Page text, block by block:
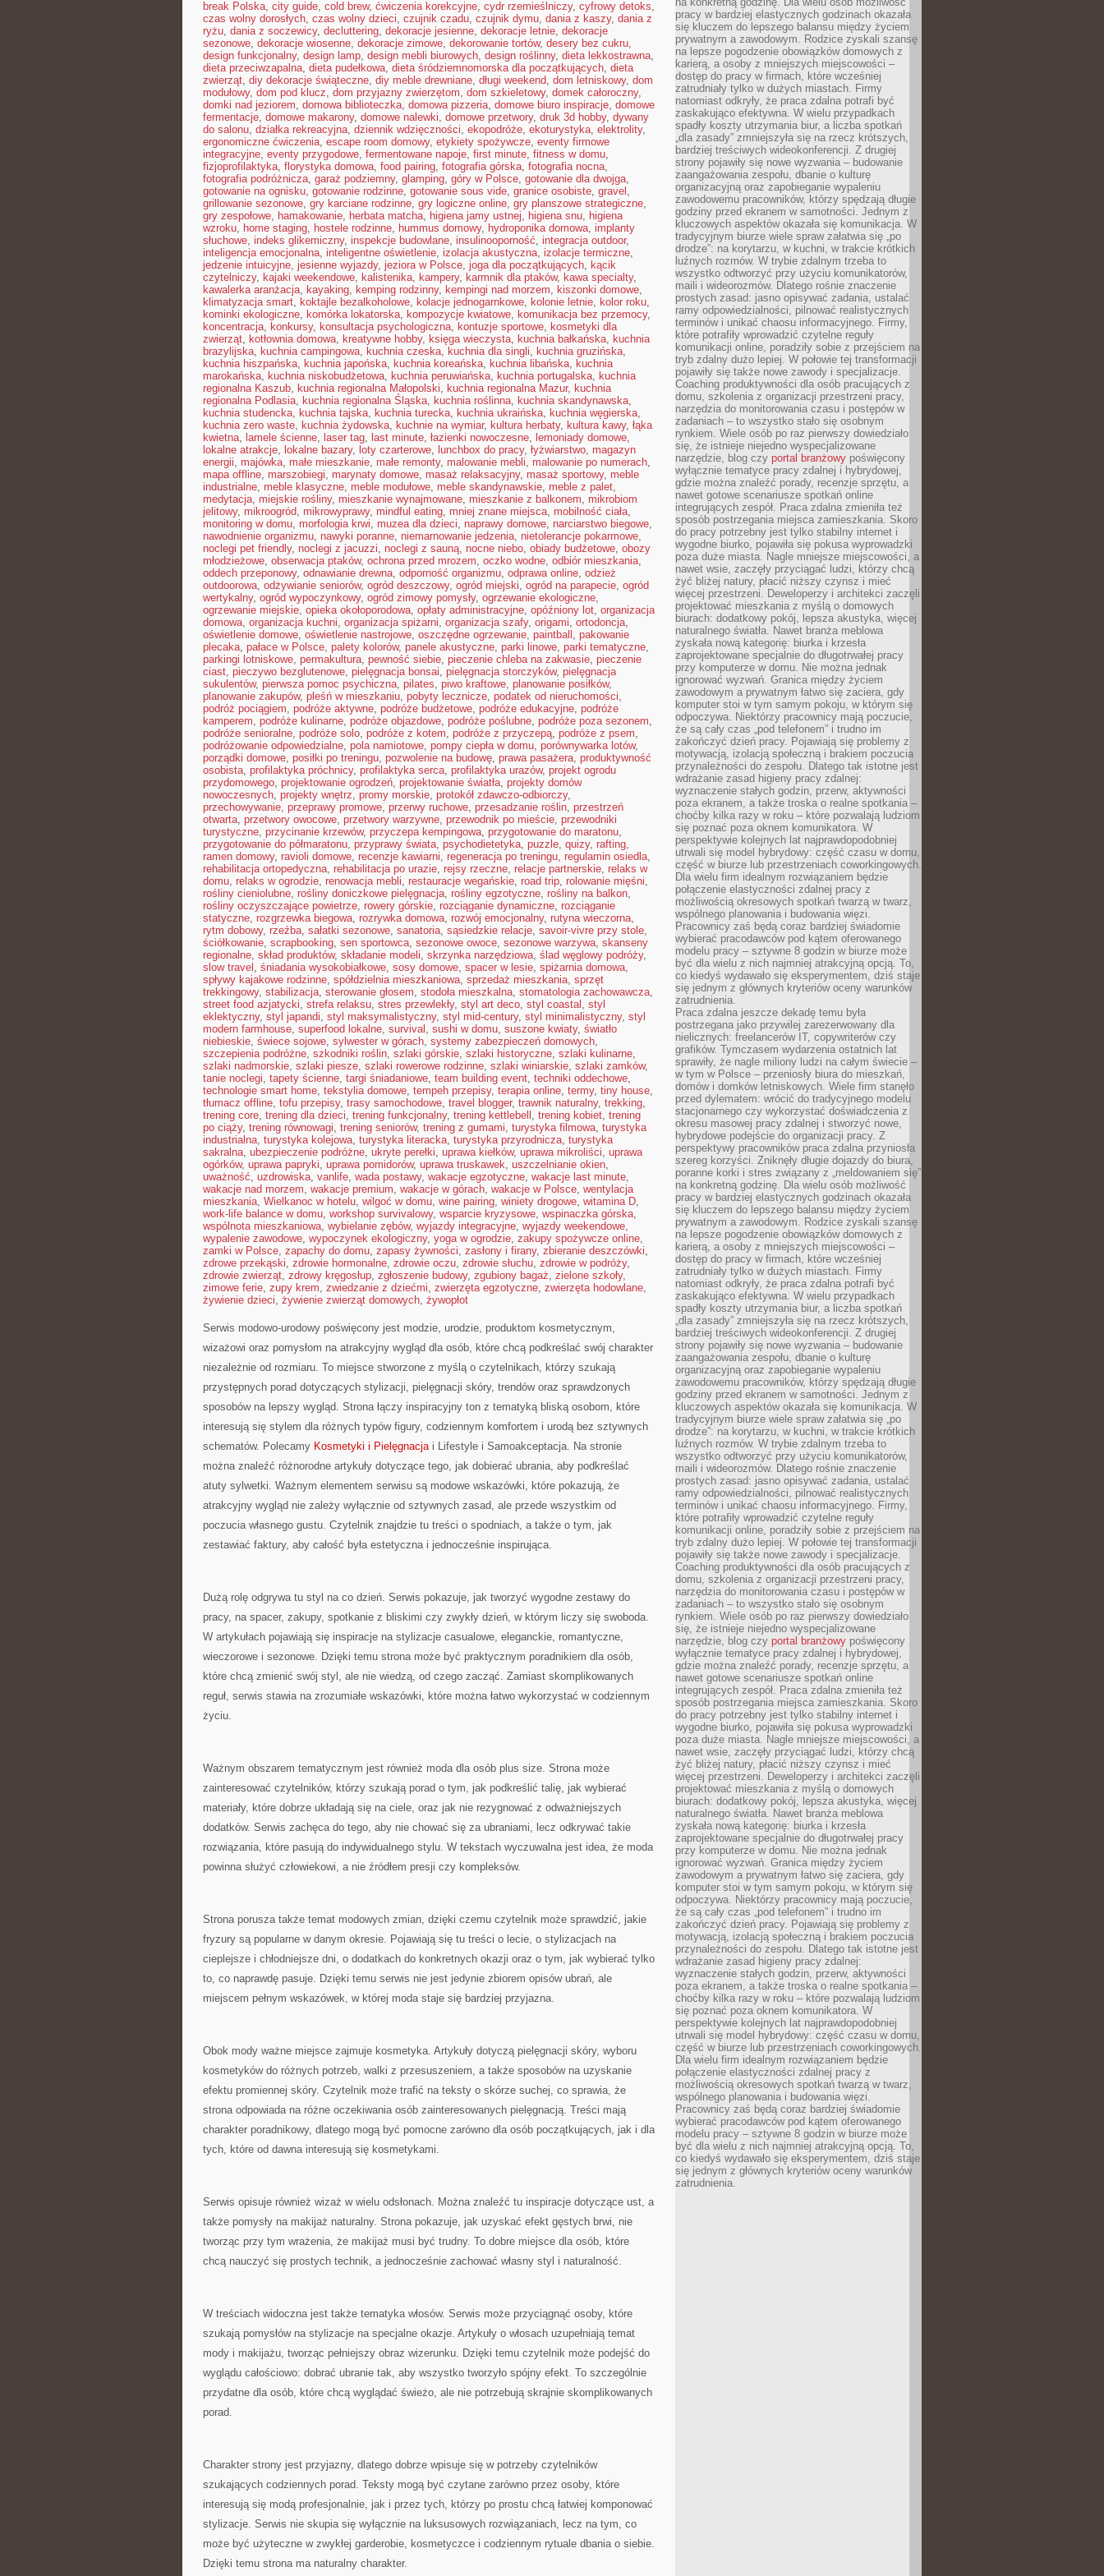
break Polska, city guide, cold brew, ćwiczenia korekcyjne, cydr rzemieślniczy, cyfrowy detoks,
czas wolny dorosłych, czas wolny dzieci, czujnik czadu, czujnik dymu, dania z kaszy, dania z
ryżu, dania z soczewicy, decluttering, dekoracje jesienne, dekoracje letnie, dekoracje
sezonowe, dekoracje wiosenne, dekoracje zimowe, dekorowanie tortów, desery bez cukru,
design funkcjonalny, design lamp, design mebli biurowych, design roślinny, dieta lekkostrawna,
dieta przeciwzapalna, dieta pudełkowa, dieta śródziemnomorska dla początkujących, dieta
zwierząt, diy dekoracje świąteczne, diy meble drewniane, długi weekend, dom letniskowy, dom
modułowy, dom pod klucz, dom przyjazny zwierzętom, dom szkieletowy, domek całoroczny,
domki nad jeziorem, domowa biblioteczka, domowa pizzeria, domowe biuro inspiracje, domowe
fermentacje, domowe makarony, domowe nalewki, domowe przetwory, druk 3d hobby, dywany
do salonu, działka rekreacyjna, dziennik wdzięczności, ekopodróże, ekoturystyka, elektrolity,
ergonomiczne ćwiczenia, escape room domowy, etykiety spożywcze, eventy firmowe
integracyjne, eventy przygodowe, fermentowane napoje, first minute, fitness w domu,
fizjoprofilaktyka, florystyka domowa, food pairing, fotografia górska, fotografia nocna,
fotografia podróżnicza, garaż podziemny, glamping, góry w Polsce, gotowanie dla dwojga,
gotowanie na ognisku, gotowanie rodzinne, gotowanie sous vide, granice osobiste, gravel ,
grillowanie sezonowe, gry karciane rodzinne, gry logiczne online, gry planszowe strategiczne,
gry zespołowe, hamakowanie, herbata matcha, higiena jamy ustnej, higiena snu, higiena
wzroku, home staging, hostele rodzinne, hummus domowy, hydroponika domowa, implanty
słuchowe, indeks glikemiczny, inspekcje budowlane, insulinooporność, integracja outdoor,
inteligencja emocjonalna, inteligentne oświetlenie, izolacja akustyczna, izolacje termiczne,
jedzenie intuicyjne, jesienne wyjazdy, jeziora w Polsce, joga dla początkujących, kącik
czytelniczy, kajaki weekendowe, kalistenika, kampery, karmnik dla ptaków, kawa specialty,
kawalerka aranżacja, kayaking, kemping rodzinny, kempingi nad morzem, kiszonki domowe,
klimatyzacja smart, koktajle bezalkoholowe, kolacje jednogarnkowe, kolonie letnie, kolor roku,
kominki ekologiczne, komórka lokatorska, kompozycje kwiatowe, komunikacja bez przemocy,
koncentracja, konkursy, konsultacja psychologiczna, kontuzje sportowe, kosmetyki dla
zwierząt, kotłownia domowa, kreatywne hobby, księga wieczysta, kuchnia bałkańska, kuchnia
brazylijska, kuchnia campingowa, kuchnia czeska, kuchnia dla singli, kuchnia gruzińska,
kuchnia hiszpańska, kuchnia japońska, kuchnia koreańska, kuchnia libańska, kuchnia
marokańska, kuchnia niskobudżetowa, kuchnia peruwiańska, kuchnia portugalska, kuchnia
regionalna Kaszub, kuchnia regionalna Małopolski, kuchnia regionalna Mazur, kuchnia
regionalna Podlasia, kuchnia regionalna Śląska, kuchnia roślinna, kuchnia skandynawska,
kuchnia studencka, kuchnia tajska, kuchnia turecka, kuchnia ukraińska, kuchnia węgierska,
kuchnia zero waste, kuchnia żydowska, kuchnie na wymiar, kultura herbaty, kultura kawy, łąka
kwietna, lamele ścienne, laser tag, last minute, łazienki nowoczesne, lemoniady domowe,
lokalne atrakcje, lokalne bazary, loty czarterowe, lunchbox do pracy, łyżwiarstwo, magazyn
energii, majówka, małe mieszkanie, małe remonty, malowanie mebli, malowanie po numerach,
mapa offline, marszobiegi, marynaty domowe, masaż relaksacyjny, masaż sportowy, meble
industrialne, meble klasyczne, meble modułowe, meble skandynawskie, meble z palet,
medytacja, miejskie rośliny, mieszkanie wynajmowane, mieszkanie z balkonem, mikrobiom
jelitowy, mikroogród, mikrowyprawy, mindful eating, mniej znane miejsca, mobilność ciała,
monitoring w domu, morfologia krwi, muzea dla dzieci, naprawy domowe, narciarstwo biegowe,
nawodnienie organizmu, nawyki poranne, niemarnowanie jedzenia, nietolerancje pokarmowe,
noclegi pet friendly, noclegi z jacuzzi, noclegi z sauną, nocne niebo, obiady budżetowe, obozy
młodzieżowe, obserwacja ptaków, ochrona przed mrozem, oczko wodne, odbiór mieszkania,
oddech przeponowy, odnawianie drewna, odporność organizmu, odprawa online, odzież
outdoorowa, odżywianie seniorów, ogród deszczowy, ogród miejski, ogród na parapecie, ogród
wertykalny, ogród wypoczynkowy, ogród zimowy pomysły, ogrzewanie ekologiczne,
ogrzewanie miejskie, opieka okołoporodowa, opłaty administracyjne, opóźniony lot, organizacja
domowa, organizacja kuchni, organizacja spiżarni, organizacja szafy, origami, ortodoncja,
oświetlenie domowe, oświetlenie nastrojowe, oszczędne ogrzewanie, paintball , pakowanie
plecaka, pałace w Polsce, palety kolorów, panele akustyczne, parki linowe, parki tematyczne,
parkingi lotniskowe, permakultura, pewność siebie, pieczenie chleba na zakwasie, pieczenie
ciast, pieczywo bezglutenowe, pielęgnacja bonsai, pielęgnacja storczyków, pielęgnacja
sukulentów, pierwsza pomoc psychiczna, pilates, piwo kraftowe, planowanie posiłków,
planowanie zakupów, pleśń w mieszkaniu, pobyty lecznicze, podatek od nieruchomości,
podróż pociągiem, podróże aktywne, podróże budżetowe, podróże edukacyjne, podróże
kamperem, podróże kulinarne, podróże objazdowe, podróże poślubne, podróże poza sezonem,
podróże senioralne, podróże solo, podróże z kotem, podróże z przyczepą, podróże z psem,
podróżowanie odpowiedzialne, pola namiotowe, pompy ciepła w domu, porównywarka lotów,
porządki domowe, posiłki po treningu, pozwolenie na budowę, prawa pasażera, produktywność
osobista, profilaktyka próchnicy, profilaktyka serca, profilaktyka urazów, projekt ogrodu
przydomowego, projektowanie ogrodzeń, projektowanie światła, projekty domów
nowoczesnych, projekty wnętrz, promy morskie, protokół zdawczo-odbiorczy,
przechowywanie, przeprawy promowe, przerwy ruchowe, przesadzanie roślin, przestrzeń
otwarta, przetwory owocowe, przetwory warzywne, przewodnik po mieście, przewodniki
turystyczne, przycinanie krzewów, przyczepa kempingowa, przygotowanie do maratonu,
przygotowanie do półmaratonu, przyprawy świata, psychodietetyka, puzzle, quizy, rafting,
ramen domowy, ravioli domowe, recenzje kawiarni, regeneracja po treningu, regulamin osiedla,
rehabilitacja ortopedyczna, rehabilitacja po urazie, rejsy rzeczne, relacje partnerskie, relaks w
domu, relaks w ogrodzie, renowacja mebli, restauracje wegańskie, road trip, rolowanie mięśni,
rośliny cieniolubne, rośliny doniczkowe pielęgnacja, rośliny egzotyczne, rośliny na balkon,
rośliny oczyszczające powietrze, rowery górskie, rozciąganie dynamiczne, rozciąganie
statyczne, rozgrzewka biegowa, rozrywka domowa, rozwój emocjonalny, rutyna wieczorna,
rytm dobowy, rzeźba, sałatki sezonowe, sanatoria, sąsiedzkie relacje, savoir-vivre przy stole,
ściółkowanie, scrapbooking, sen sportowca, sezonowe owoce, sezonowe warzywa, skanseny
regionalne, skład produktów, składanie modeli, skrzynka narzędziowa, ślad węglowy podróży,
slow travel , śniadania wysokobiałkowe, sosy domowe, spacer w lesie, spiżarnia domowa,
spływy kajakowe rodzinne, spółdzielnia mieszkaniowa, sprzedaż mieszkania, sprzęt
trekkingowy, stabilizacja, sterowanie głosem, stodoła mieszkalna, stomatologia zachowawcza,
street food azjatycki, strefa relaksu, stres przewlekły, styl art deco, styl coastal , styl
eklektyczny, styl japandi, styl maksymalistyczny, styl mid-century, styl minimalistyczny, styl
modern farmhouse, superfood lokalne, survival , sushi w domu, suszone kwiaty, światło
niebieskie, świece sojowe, sylwester w górach, systemy zabezpieczeń domowych,
szczepienia podróżne, szkodniki roślin, szlaki górskie, szlaki historyczne, szlaki kulinarne,
szlaki nadmorskie, szlaki piesze, szlaki rowerowe rodzinne, szlaki winiarskie, szlaki zamków,
tanie noclegi, tapety ścienne, targi śniadaniowe, team building event, techniki oddechowe,
technologie smart home, tekstylia domowe, tempeh przepisy, terapia online, termy, tiny house,
tłumacz offline, tofu przepisy, trasy samochodowe, travel blogger, trawnik naturalny, trekking,
trening core, trening dla dzieci, trening funkcjonalny, trening kettlebell , trening kobiet, trening
po ciąży, trening równowagi, trening seniorów, trening z gumami, turystyka filmowa, turystyka
industrialna, turystyka kolejowa, turystyka literacka, turystyka przyrodnicza, turystyka
sakralna, ubezpieczenie podróżne, ukryte perełki, uprawa kiełków, uprawa mikroliści, uprawa
ogórków, uprawa papryki, uprawa pomidorów, uprawa truskawek, uszczelnianie okien,
uważność, uzdrowiska, vanlife, wada postawy, wakacje egzotyczne, wakacje last minute,
wakacje nad morzem, wakacje premium, wakacje w górach, wakacje w Polsce, wentylacja
mieszkania, Wielkanoc w hotelu, wilgoć w domu, wine pairing, winiety drogowe, witamina D,
work-life balance w domu, workshop survivalowy, wsparcie kryzysowe, wspinaczka górska,
wspólnota mieszkaniowa, wybielanie zębów, wyjazdy integracyjne, wyjazdy weekendowe,
wypalenie zawodowe, wypoczynek ekologiczny, yoga w ogrodzie, zakupy spożywcze online,
zamki w Polsce, zapachy do domu, zapasy żywności, zasłony i firany, zbieranie deszczówki,
zdrowe przekąski, zdrowie hormonalne, zdrowie oczu, zdrowie słuchu, zdrowie w podróży,
zdrowie zwierząt, zdrowy kręgosłup, zgłoszenie budowy, zgubiony bagaż, zielone szkoły,
zimowe ferie, zupy krem, zwiedzanie z dziećmi, zwierzęta egzotyczne, zwierzęta hodowlane,
żywienie dzieci, żywienie zwierząt domowych, żywopłot
Serwis modowo-urodowy poświęcony jest modzie, urodzie, produktom kosmetycznym,
wizażowi oraz pomysłom na atrakcyjny wygląd dla osób, które chcą podkreślać swój charakter
niezależnie od rozmiaru. To miejsce stworzone z myślą o czytelnikach, którzy szukają
przystępnych porad dotyczących stylizacji, pielęgnacji skóry, trendów oraz sprawdzonych
sposobów na lepszy wygląd. Strona łączy inspiracyjny ton z tematyką bliską osobom, które
interesują się stylem dla różnych typów figury, codziennym komfortem i urodą bez sztywnych
schematów. Polecamy Kosmetyki i Pielęgnacjai Lifestyle i Samoakceptacja. Na stronie
można znaleźć różnorodne artykuły dotyczące tego, jak dobierać ubrania, aby podkreślać
atuty sylwetki. Ważnym elementem serwisu są modowe wskazówki, które pokazują, że
atrakcyjny wygląd nie zależy wyłącznie od sztywnych zasad, ale przede wszystkim od
poczucia własnego gustu. Czytelnik znajdzie tu treści o spodniach, a także o tym, jak
zestawiać faktury, aby całość była estetyczna i jednocześnie inspirująca.
Dużą rolę odgrywa tu styl na co dzień. Serwis pokazuje, jak tworzyć wygodne zestawy do
pracy, na spacer, zakupy, spotkanie z bliskimi czy zwykły dzień, w którym liczy się swoboda.
W artykułach pojawiają się inspiracje na stylizacje casualowe, eleganckie, romantyczne,
wieczorowe i sezonowe. Dzięki temu strona może być praktycznym poradnikiem dla osób,
które chcą zmienić swój styl, ale nie wiedzą, od czego zacząć. Zamiast skomplikowanych
reguł, serwis stawia na zrozumiałe wskazówki, które można łatwo wykorzystać w codziennym
życiu.
Ważnym obszarem tematycznym jest również moda dla osób plus size. Strona może
zainteresować czytelników, którzy szukają porad o tym, jak podkreślić talię, jak wybierać
materiały, które dobrze układają się na ciele, oraz jak nie rezygnować z odważniejszych
dodatków. Serwis zachęca do tego, aby nie chować się za ubraniami, lecz odkrywać takie
rozwiązania, które pasują do indywidualnego stylu. W tekstach wyczuwalna jest idea, że moda
powinna służyć człowiekowi, a nie źródłem presji czy kompleksów.
Strona porusza także temat modowych zmian, dzięki czemu czytelnik może sprawdzić, jakie
fryzury są popularne w danym okresie. Pojawiają się tu treści o lecie, o stylizacjach na
cieplejsze i chłodniejsze dni, o dodatkach do konkretnych okazji oraz o tym, jak wybierać tylko
to, co naprawdę pasuje. Dzięki temu serwis nie jest jedynie zbiorem opisów ubrań, ale
miejscem pełnym wskazówek, w której moda staje się bardziej przyjazna.
Obok mody ważne miejsce zajmuje kosmetyka. Artykuły dotyczą pielęgnacji skóry, wyboru
kosmetyków do różnych potrzeb, walki z przesuszeniem, a także sposobów na uzyskanie
efektu promiennej skóry. Czytelnik może trafić na teksty o skórze suchej, co sprawia, że
strona odpowiada na różne oczekiwania osób zainteresowanych pielęgnacją. Treści mają
charakter poradnikowy, dlatego mogą być pomocne zarówno dla osób początkujących, jak i dla
tych, które od dawna interesują się kosmetykami.
Serwis opisuje również wizaż w wielu odsłonach. Można znaleźć tu inspiracje dotyczące ust, a
także pomysły na makijaż naturalny. Strona pokazuje, jak uzyskać efekt gęstych brwi, nie
tworząc przy tym wrażenia, że makijaż musi być trudny. To dobre miejsce dla osób, które
chcą nauczyć się prostych technik, a jednocześnie zachować własny styl i naturalność.
W treściach widoczna jest także tematyka włosów. Serwis może przyciągnąć osoby, które
szukają pomysłów na stylizacje na specjalne okazje. Artykuły o włosach uzupełniają temat
mody i makijażu, tworząc pełniejszy obraz wizerunku. Dzięki temu czytelnik może podejść do
wyglądu całościowo: dobrać ubranie tak, aby wszystko tworzyło spójny efekt. To szczególnie
przydatne dla osób, które chcą wyglądać świeżo, ale nie potrzebują skrajnie skomplikowanych
porad.
Charakter strony jest przyjazny, dlatego dobrze wpisuje się w potrzeby czytelników
szukających codziennych porad. Teksty mogą być czytane zarówno przez osoby, które
interesują się modą profesjonalnie, jak i przez tych, którzy po prostu chcą łatwiej komponować
stylizacje. Serwis nie skupia się wyłącznie na luksusowych rozwiązaniach, lecz na tym, co
może być użyteczne w zwykłej garderobie, kosmetyczce i codziennym rytuale dbania o siebie.
Dzięki temu strona ma naturalny charakter.
pracy w bardziej elastycznych godzinach okazała
się kluczem do lepszego balansu między życiem
prywatnym a zawodowym. Rodzice zyskali szansę
na lepsze pogodzenie obowiązków domowych z
karierą, a osoby z mniejszych miejscowości –
dostęp do pracy w firmach, które wcześniej
zatrudniały tylko w dużych miastach. Firmy
natomiast odkryły, że praca zdalna potrafi być
zaskakująco efektywna. W wielu przypadkach
spadły koszty utrzymania biur, a liczba spotkań
„dla zasady” zmniejszyła się na rzecz krótszych,
bardziej treściwych wideokonferencji. Z drugiej
strony pojawiły się nowe wyzwania – budowanie
zaangażowania zespołu, dbanie o kulturę
organizacyjną oraz zapobieganie wypaleniu
zawodowemu pracowników, którzy spędzają długie
godziny przed ekranem w samotności. Jednym z
kluczowych aspektów okazała się komunikacja. W
tradycyjnym biurze wiele spraw załatwia się „po
drodze”: na korytarzu, w kuchni, w trakcie krótkich
luźnych rozmów. W trybie zdalnym trzeba to
wszystko odtworzyć przy użyciu komunikatorów,
maili i wideorozmów. Dlatego rośnie znaczenie
prostych zasad: jasno opisywać zadania, ustalać
ramy odpowiedzialności, pilnować realistycznych
terminów i unikać chaosu informacyjnego. Firmy,
które potrafiły wprowadzić czytelne reguły
komunikacji online, poradziły sobie z przejściem na
tryb zdalny dużo lepiej. W połowie tej transformacji
pojawiły się także nowe zawody i specjalizacje.
Coaching produktywności dla osób pracujących z
domu, szkolenia z organizacji przestrzeni pracy,
narzędzia do monitorowania czasu i postępów w
zadaniach – to wszystko stało się osobnym
rynkiem. Wiele osób po raz pierwszy dowiedziało
się, że istnieje niejedno wyspecjalizowane
narzędzie, blog czy portal branżowy poświęcony
wyłącznie tematyce pracy zdalnej i hybrydowej,
gdzie można znaleźć porady, recenzje sprzętu, a
nawet gotowe scenariusze spotkań online
integrujących zespół. Praca zdalna zmieniła też
sposób postrzegania miejsca zamieszkania. Skoro
do pracy potrzebny jest tylko stabilny internet i
wygodne biurko, pojawiła się pokusa wyprowadzki
poza duże miasta. Nagle mniejsze miejscowości, a
nawet wsie, zaczęły przyciągać ludzi, którzy chcą
żyć bliżej natury, płacić niższy czynsz i mieć
więcej przestrzeni. Deweloperzy i architekci zaczęli
projektować mieszkania z myślą o domowych
biurach: dodatkowy pokój, lepsza akustyka, więcej
naturalnego światła. Nawet branża meblowa
zyskała nową kategorię: biurka i krzesła
zaprojektowane specjalnie do długotrwałej pracy
przy komputerze w domu. Nie można jednak
ignorować wyzwań. Granica między życiem
zawodowym a prywatnym łatwo się zaciera, gdy
komputer stoi w tym samym pokoju, w którym się
odpoczywa. Niektórzy pracownicy mają poczucie,
że są cały czas „pod telefonem” i trudno im
zakończyć dzień pracy. Pojawiają się problemy z
motywacją, izolacją społeczną i brakiem poczucia
przynależności do zespołu. Dlatego tak istotne jest
wdrażanie zasad higieny pracy zdalnej:
wyznaczenie stałych godzin, przerw, aktywności
poza ekranem, a także troska o realne spotkania –
choćby kilka razy w roku – które pozwalają ludziom
się poznać poza oknem komunikatora. W
perspektywie kolejnych lat najprawdopodobniej
utrwali się model hybrydowy: część czasu w domu,
część w biurze lub przestrzeniach coworkingowych.
Dla wielu firm idealnym rozwiązaniem będzie
połączenie elastyczności zdalnej pracy z
możliwością okresowych spotkań twarzą w twarz,
wspólnego planowania i budowania więzi.
Pracownicy zaś będą coraz bardziej świadomie
wybierać pracodawców pod kątem oferowanego
modelu pracy – sztywne 8 godzin w biurze może
być dla wielu z nich najmniej atrakcyjną opcją. To,
co kiedyś wydawało się eksperymentem, dziś staje
się jednym z głównych kryteriów oceny warunków
zatrudnienia.
Praca zdalna jeszcze dekadę temu była
postrzegana jako przywilej zarezerwowany dla
nielicznych: freelancerów IT, copywriterów czy
grafików. Tymczasem wydarzenia ostatnich lat
sprawiły, że nagle miliony ludzi na całym świecie –
w tym w Polsce – przeniosły biura do mieszkań,
domów i domków letniskowych. Wiele firm stanęło
przed dylematem: wrócić do tradycyjnego modelu
stacjonarnego czy wykorzystać doświadczenia z
okresu masowej pracy zdalnej i stworzyć nowe,
hybrydowe podejście do organizacji pracy. Z
perspektywy pracowników praca zdalna przyniosła
szereg korzyści. Zniknęły długie dojazdy do biura,
poranne korki i stres związany z „meldowaniem się”
na konkretną godzinę. Dla wielu osób możliwość
pracy w bardziej elastycznych godzinach okazała
się kluczem do lepszego balansu między życiem
prywatnym a zawodowym. Rodzice zyskali szansę
na lepsze pogodzenie obowiązków domowych z
karierą, a osoby z mniejszych miejscowości –
dostęp do pracy w firmach, które wcześniej
zatrudniały tylko w dużych miastach. Firmy
natomiast odkryły, że praca zdalna potrafi być
zaskakująco efektywna. W wielu przypadkach
spadły koszty utrzymania biur, a liczba spotkań
„dla zasady” zmniejszyła się na rzecz krótszych,
bardziej treściwych wideokonferencji. Z drugiej
strony pojawiły się nowe wyzwania – budowanie
zaangażowania zespołu, dbanie o kulturę
organizacyjną oraz zapobieganie wypaleniu
zawodowemu pracowników, którzy spędzają długie
godziny przed ekranem w samotności. Jednym z
kluczowych aspektów okazała się komunikacja. W
tradycyjnym biurze wiele spraw załatwia się „po
drodze”: na korytarzu, w kuchni, w trakcie krótkich
luźnych rozmów. W trybie zdalnym trzeba to
wszystko odtworzyć przy użyciu komunikatorów,
maili i wideorozmów. Dlatego rośnie znaczenie
prostych zasad: jasno opisywać zadania, ustalać
ramy odpowiedzialności, pilnować realistycznych
terminów i unikać chaosu informacyjnego. Firmy,
które potrafiły wprowadzić czytelne reguły
komunikacji online, poradziły sobie z przejściem na
tryb zdalny dużo lepiej. W połowie tej transformacji
pojawiły się także nowe zawody i specjalizacje.
Coaching produktywności dla osób pracujących z
domu, szkolenia z organizacji przestrzeni pracy,
narzędzia do monitorowania czasu i postępów w
zadaniach – to wszystko stało się osobnym
rynkiem. Wiele osób po raz pierwszy dowiedziało
się, że istnieje niejedno wyspecjalizowane
narzędzie, blog czy portal branżowy poświęcony
wyłącznie tematyce pracy zdalnej i hybrydowej,
gdzie można znaleźć porady, recenzje sprzętu, a
nawet gotowe scenariusze spotkań online
integrujących zespół. Praca zdalna zmieniła też
sposób postrzegania miejsca zamieszkania. Skoro
do pracy potrzebny jest tylko stabilny internet i
wygodne biurko, pojawiła się pokusa wyprowadzki
poza duże miasta. Nagle mniejsze miejscowości, a
nawet wsie, zaczęły przyciągać ludzi, którzy chcą
żyć bliżej natury, płacić niższy czynsz i mieć
więcej przestrzeni. Deweloperzy i architekci zaczęli
projektować mieszkania z myślą o domowych
biurach: dodatkowy pokój, lepsza akustyka, więcej
naturalnego światła. Nawet branża meblowa
zyskała nową kategorię: biurka i krzesła
zaprojektowane specjalnie do długotrwałej pracy
przy komputerze w domu. Nie można jednak
ignorować wyzwań. Granica między życiem
zawodowym a prywatnym łatwo się zaciera, gdy
komputer stoi w tym samym pokoju, w którym się
odpoczywa. Niektórzy pracownicy mają poczucie,
że są cały czas „pod telefonem” i trudno im
zakończyć dzień pracy. Pojawiają się problemy z
motywacją, izolacją społeczną i brakiem poczucia
przynależności do zespołu. Dlatego tak istotne jest
wdrażanie zasad higieny pracy zdalnej:
wyznaczenie stałych godzin, przerw, aktywności
poza ekranem, a także troska o realne spotkania –
choćby kilka razy w roku – które pozwalają ludziom
się poznać poza oknem komunikatora. W
perspektywie kolejnych lat najprawdopodobniej
utrwali się model hybrydowy: część czasu w domu,
część w biurze lub przestrzeniach coworkingowych.
Dla wielu firm idealnym rozwiązaniem będzie
połączenie elastyczności zdalnej pracy z
możliwością okresowych spotkań twarzą w twarz,
wspólnego planowania i budowania więzi.
Pracownicy zaś będą coraz bardziej świadomie
wybierać pracodawców pod kątem oferowanego
modelu pracy – sztywne 8 godzin w biurze może
być dla wielu z nich najmniej atrakcyjną opcją. To,
co kiedyś wydawało się eksperymentem, dziś staje
się jednym z głównych kryteriów oceny warunków
zatrudnienia.